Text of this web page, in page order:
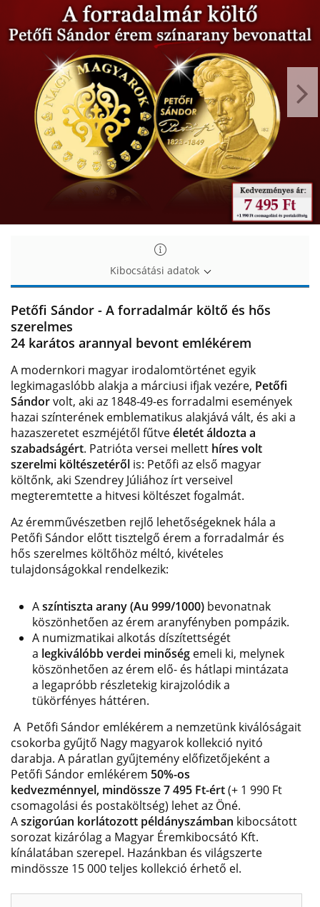
Sándor
érem
színarannyal
bevonva
Sándor
érem
színarannyal
bevonva
Kibocsátási adatok
Petőfi Sándor - A forradalmár költő és hős
szerelmes
24 karátos arannyal bevont emlékérem
A modernkori magyar irodalomtörténet egyik
legkimagaslóbb alakja a márciusi ifjak vezére, Petőfi
Sándorvolt, aki az 1848-49-es forradalmi események
hazai színterének emblematikus alakjává vált, és aki a
hazaszeretet eszméjétől fűtveéletét áldozta a
szabadságért. Patrióta versei mellett híres volt
szerelmi költészetéről is: Petőfi az első magyar
költőnk, aki Szendrey Júliához írt verseivel
megteremtette a hitvesi költészet fogalmát.
Az éremművészetben rejlő lehetőségeknek hála a
Petőfi Sándor előtt tisztelgő érem a forradalmár és
hős szerelmes költőhöz méltó, kivételes
tulajdonságokkal rendelkezik:
Aszíntiszta arany (Au 999/1000) bevonatnak
köszönhetően az érem aranyfényben pompázik.
A numizmatikai alkotás díszítettségét
a legkiválóbb verdei minőség emeli ki, melynek
köszönhetően az érem elő- és hátlapi mintázata
a legapróbb részletekig kirajzolódik a
tükörfényes háttéren.
A Petőfi Sándor emlékérem a nemzetünk kiválóságait
csokorba gyűjtő Nagy magyarok kollekció nyitó
darabja. A páratlan gyűjtemény előfizetőjeként a
Petőfi Sándor emlékérem 50%-os
kedvezménnyel, mindössze7495 Ft-ért(+ 1 990 Ft
csomagolási és postaköltség) lehet az Öné.
Aszigorúan korlátozott példányszámban kibocsátott
sorozat kizárólag a Magyar Éremkibocsátó Kft.
kínálatában szerepel. Hazánkban és világszerte
mindössze 15 000 teljes kollekció érhető el.